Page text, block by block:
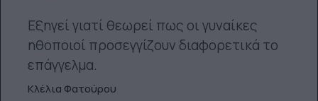
Εξηγεί γιατί θεωρεί πως οι γυναίκες
ηθοποιοί προσεγγίζουν διαφορετικά το
επάγγελμα.
Κλέλια Φατούρου